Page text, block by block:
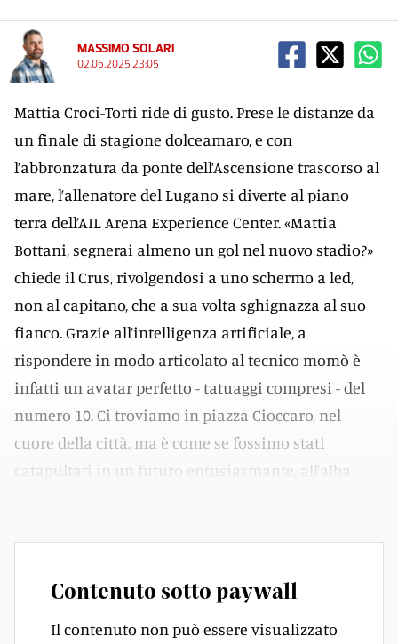
MASSIMO SOLARI
02.06.2025 23:05
Mattia Croci-Torti ride di gusto. Prese le distanze da
un finale di stagione dolceamaro, e con
l’abbronzatura da ponte dell’Ascensione trascorso al
mare, l’allenatore del Lugano si diverte al piano
terra dell’AIL Arena Experience Center. «Mattia
Bottani, segnerai almeno un gol nel nuovo stadio?»
chiede il Crus, rivolgendosi a uno schermo a led,
non al capitano, che a sua volta sghignazza al suo
fianco. Grazie all’intelligenza artificiale, a
rispondere in modo articolato al tecnico momò è
infatti un avatar perfetto - tatuaggi compresi - del
numero 10. Ci troviamo in piazza Cioccaro, nel
cuore della città, ma è come se fossimo stati
catapultati in un futuro entusiasmante, all’alba
Contenuto sotto paywall
Il contenuto non può essere visualizzato